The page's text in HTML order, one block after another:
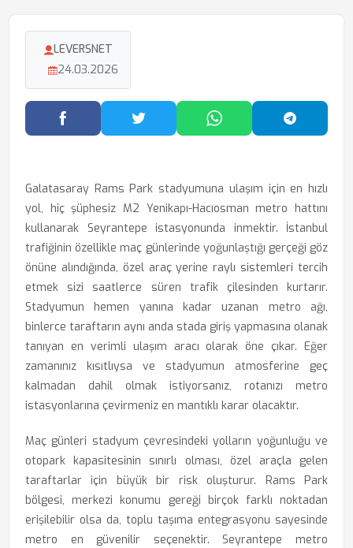
LEVERSNET
24.03.2026
Facebook'ta PaylaşTwitter'da PaylaşWhatsApp'ta Paylaş
Galatasaray Rams Park stadyumuna ulaşım için en hızlı
yol, hiç şüphesiz M2 Yenikapı-Hacıosman metro hattını
kullanarak Seyrantepe istasyonunda inmektir. İstanbul
trafiğinin özellikle maç günlerinde yoğunlaştığı gerçeği göz
önüne alındığında, özel araç yerine raylı sistemleri tercih
etmek sizi saatlerce süren trafik çilesinden kurtarır.
Stadyumun hemen yanına kadar uzanan metro ağı,
binlerce taraftarın aynı anda stada giriş yapmasına olanak
tanıyan en verimli ulaşım aracı olarak öne çıkar. Eğer
zamanınız kısıtlıysa ve stadyumun atmosferine geç
kalmadan dahil olmak istiyorsanız, rotanızı metro
istasyonlarına çevirmeniz en mantıklı karar olacaktır.
Maç günleri stadyum çevresindeki yolların yoğunluğu ve
otopark kapasitesinin sınırlı olması, özel araçla gelen
taraftarlar için büyük bir risk oluşturur. Rams Park
bölgesi, merkezi konumu gereği birçok farklı noktadan
erişilebilir olsa da, toplu taşıma entegrasyonu sayesinde
metro en güvenilir seçenektir. Seyrantepe metro